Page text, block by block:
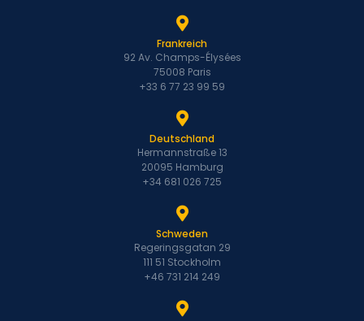
Frankreich
92 Av. Champs-Élysées
75008 Paris
+33 6 77 23 99 59
Deutschland
Hermannstraße 13
20095 Hamburg
+34 681 026 725
Schweden
Regeringsgatan 29
111 51 Stockholm
+46 731 214 249